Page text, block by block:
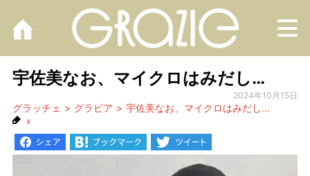
宇佐美なお、マイクロはみだし…
2024年10月15日
グラッチェ グラビア 宇佐美なお、マイクロはみだし…
x